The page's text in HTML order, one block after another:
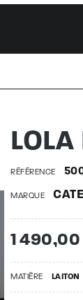
LOLA
RÉFÉRENCE
MARQUE
1 490,00
MATIÈRE LAITON